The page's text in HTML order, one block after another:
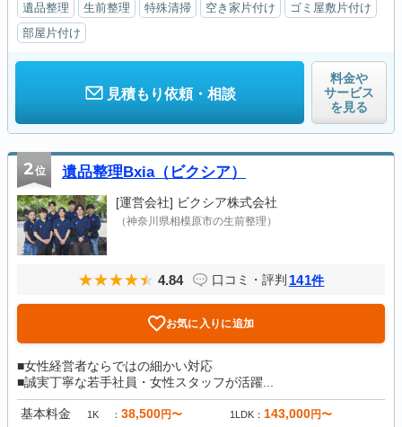
遺品整理 生前整理 特殊清掃 空き家片付け
ゴミ屋敷片付け
部屋片付け
見積もり依頼・相談
料金や
サービス
を見る
2位 遺品整理Bxia（ビクシア）
[運営会社] ビクシア株式会社
（神奈川県相模原市の生前整理）
4.84 口コミ・評判 141件
お気に入りに追加
■女性経営者ならではの細かい対応
■誠実丁寧な若手社員・女性スタッフが活躍...
基本料金 1K 38,500円〜 1LDK 143,000円〜